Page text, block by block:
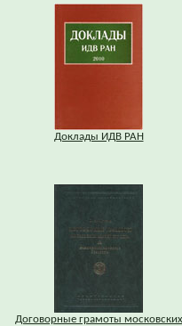
Доклады ИДВ РАН
Договорные грамоты московских